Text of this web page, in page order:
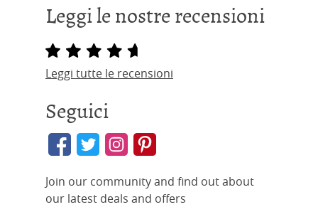
Leggi le nostre recensioni
Leggi tutte le recensioni
Seguici
Join our community and find out about
our latest deals and offers